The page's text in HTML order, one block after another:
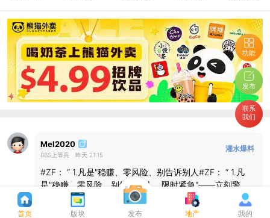
功能
发布
联系
我们
灌水爆料
Mel2020
BBS上等兵 昨天 21:15
#ZF： “ 1.凡是"稳赚、零风险、别告诉别人#ZF： “ 1.凡
是"稳赚、零风险、别告诉别人、限时紧急"——立刻警
觉，这是 Zing 阶段的标准施压模板； 2.真要验证身份，
打电话、开视频，别信文字和一张 AI 能生成的"证件照"；
首页 版块 发布 地产 我的